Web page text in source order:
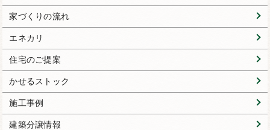
家づくりの流れ
エネカリ
住宅のご提案
かせるストック
施工事例
建築分譲情報